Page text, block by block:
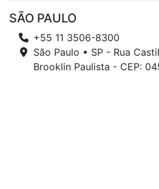
SÃO PAULO
+55 11 3506-8300
São Paulo • SP - Rua
Brooklin Paulista - CEP: